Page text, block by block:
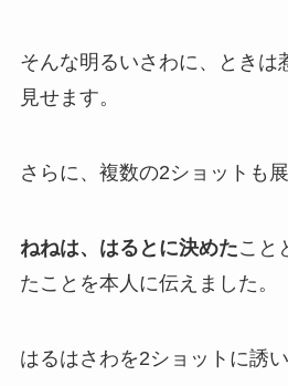
そんな明るいさわに、ときは
見せます。
さらに、複数の2ショットも
ねねは、はるとに決めたこと
たことを本人に伝えました。
はるはさわを2ショットに誘い